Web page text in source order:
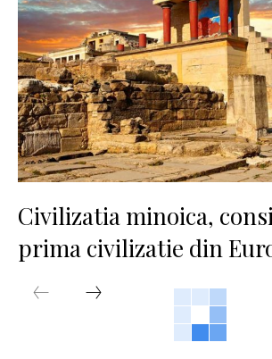
Civilizatia minoica,
prima civilizatie din